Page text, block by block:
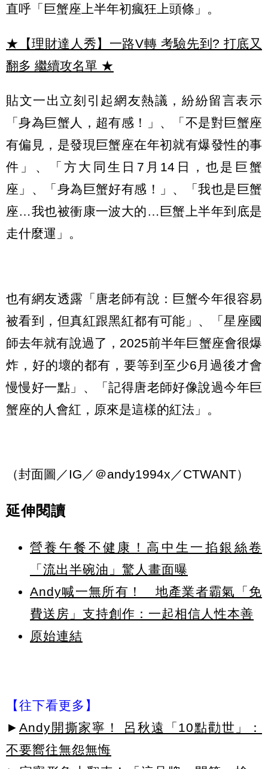
直呼「巨蟹座上半年初瘋狂上頭條」。
★【理財達人秀】一路V轉 考驗先到? 打底又
翻多 繼續攻名單 ★
貼文一出立刻引起網友熱議，紛紛留言表示
「身為巨蟹人，超有感！」、「不是對巨蟹座
有偏見，是發現巨蟹座在年初就有爆發性的事
件」、「方大同生日7月14日，也是巨蟹
座」、「身為巨蟹好有感！」、「我也是巨蟹
座…我也被衝康一波大的…巨蟹上半年到底是
走什麼運」。
也有網友透露「唐老師有說：巨蟹今年很容易
被看到，但真紅跟黑紅都有可能」、「星座國
師去年就有說過了，2025前半年巨蟹座會很爆
炸，好的壞的都有，要等到至少6月過後才會
慢慢好一點」、「記得唐老師好像說過今年巨
蟹座的人會紅，原來是這樣的紅法」。
（封面圖／IG／＠andy1994x／CTWANT）
延伸閱讀
營養午餐不健康！高中生一掐銀絲卷
「流出半碗油」驚人畫面曝
Andy喊一無所有！ 地產業者霸氣「免
費送房」支持創作：一起相信人性本善
原始連結
【往下看更多】
► Andy開撕家寧！ 呂秋遠「10點勸世」：
不要嚮往無怨無悔